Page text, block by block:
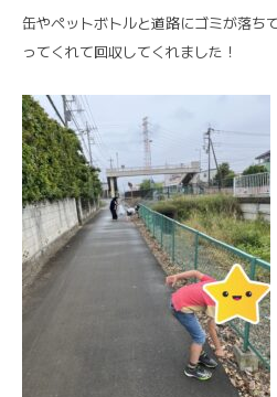
缶やペットボトルと道路にゴミが落ち
ってくれて回収してくれました！